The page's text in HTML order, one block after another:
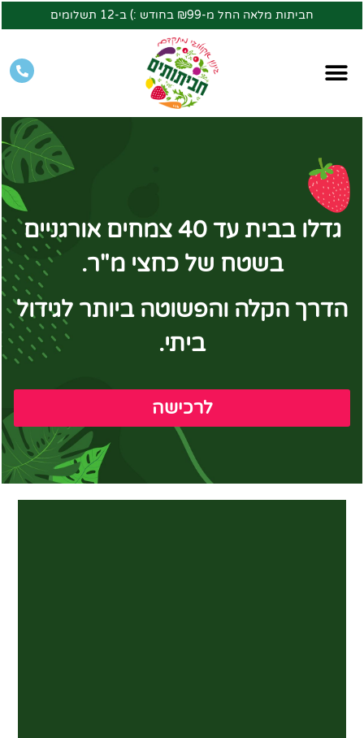
חביתות מלאה החל מ-₪99 בחודש :) ב-12 תשלומים
גדלו בבית עד 40 צמחים אורגניים
בשטח של כחצי מ"ר.
הדרך הקלה והפשוטה ביותר לגידול
ביתי.
לרכישה